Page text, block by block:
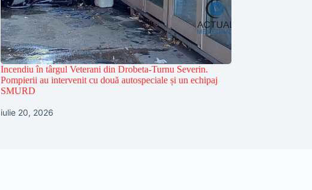
Incendiu în târgul Veterani din Drobeta-Turnu Severin.
Pompierii au intervenit cu două autospeciale și un echipaj
SMURD
iulie 20, 2026